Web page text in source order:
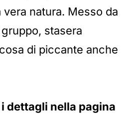
natura. Messo da
stasera
di piccante anche
dettagli nella pagina